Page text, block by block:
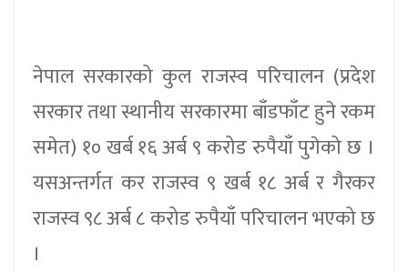
नेपाल सरकारको कुल राजस्व परिचालन (प्रदेश
सरकार तथा स्थानीय सरकारमा बाँडफाँट हुने रकम
समेत) १० खर्ब १६ अर्ब ९ करोड रुपैयाँ पुगेको छ ।
यसअन्तर्गत कर राजस्व ९ खर्ब १८ अर्ब र गैरकर
राजस्व ९८ अर्ब ८ करोड रुपैयाँ परिचालन भएको छ
।